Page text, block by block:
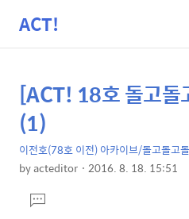
ACT!
상
세
컨
텐
본
문
제
목
[ACT! 18호 돌고
(1)
이전호(78호 이전) 아카이브/돌고돌고
byacteditor 2016. 8. 18. 15:51
문댓
글